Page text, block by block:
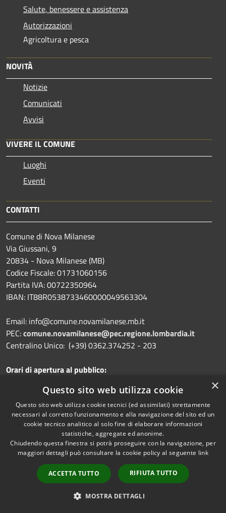
Salute, benessere e assistenza
Autorizzazioni
Agricoltura e pesca
NOVITÀ
Notizie
Comunicati
Avvisi
VIVERE IL COMUNE
Luoghi
Eventi
CONTATTI
Comune di Nova Milanese
Via Giussani, 9
20834 - Nova Milanese (MB)
Codice Fiscale: 01731060156
Partita IVA: 00722350964
IBAN: IT88R0538733460000049563304
Email: info@comune.novamilanese.mb.it
PEC:comune.novamilanese@pec.regione.lombardia.it
Centralino Unico: (+39) 0362.374252 - 203
Orari di apertura al pubblico:
Martedì, Giovedì e Venerdì: 9.00 - 12.30
I Servizi Demografici anche sabato dalle 8.30 alle 11.30
Prenotazione appuntamento
Segnalazione disservizio
Leggi le FAQ
Richiesta assistenza
×
Questo sito web utilizza cookie
Questo sito web utilizza cookie tecnici (ed assimilati) strettamente
necessari al corretto funzionamento e alla navigazione del sito ed un
cookie tecnico analitico al solo fine di elaborare informazioni
statistiche, aggregate ed anonime.
Chiudendo questa finestra si potrà proseguire con la navigazione, per
maggiori dettagli può consultare la cookie policy al seguente link
ACCETTA TUTTO RIFIUTA TUTTO
MOSTRA DETTAGLI